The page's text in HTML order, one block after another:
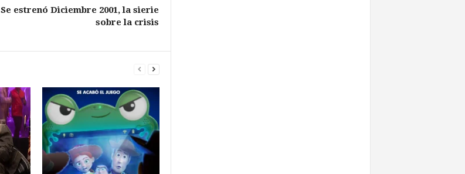
Se estrenó Diciembre 2001, la sierie
sobre la crisis